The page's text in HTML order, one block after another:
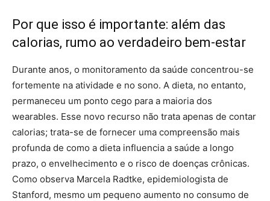
Por que isso é importante: além das
calorias, rumo ao verdadeiro bem-estar
Durante anos, o monitoramento da saúde concentrou-se
fortemente na atividade e no sono. A dieta, no entanto,
permaneceu um ponto cego para a maioria dos
wearables. Esse novo recurso não trata apenas de contar
calorias; trata-se de fornecer uma compreensão mais
profunda de como a dieta influencia a saúde a longo
prazo, o envelhecimento e o risco de doenças crônicas.
Como observa Marcela Radtke, epidemiologista de
Stanford, mesmo um pequeno aumento no consumo de